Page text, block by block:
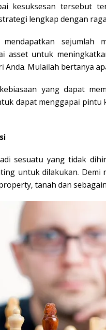
kesuksesan tersebut
lengkap dengan
sejumlah
asset untuk
Anda. Mulailah bertanya
yang dapat
dapat menggapai pintu
sesuatu yang tidak
untuk dilakukan. Demi
tanah dan